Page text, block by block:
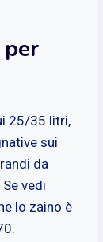
25/35 litri,
sui
da
vedi
lo zaino è